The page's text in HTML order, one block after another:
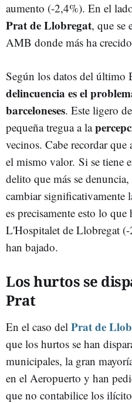
aumento (-2,4%). En el
Prat de Llobregat, que se
AMB donde más ha
Según los datos del último
delincuencia es el
barceloneses. Este ligero
pequeña tregua a la
vecinos. Cabe recordar que
el mismo valor. Si se tiene
delito que más se
cambiar significativamente
es precisamente esto lo
L'Hospitalet de Llobregat
han bajado.
Los hurtos se
Prat
En el caso del Prat de
que los hurtos se han
municipales, la gran
en el Aeropuerto y han
que no contabilice los